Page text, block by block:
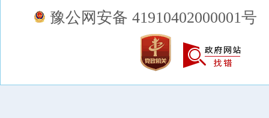
豫公网安备 41910402000001号